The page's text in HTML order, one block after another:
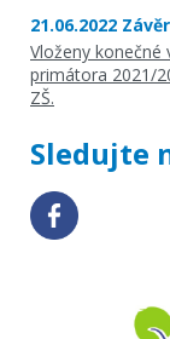
21.06.2022
Vloženy konečné
primátora 2021/
ZŠ.
Sledujte